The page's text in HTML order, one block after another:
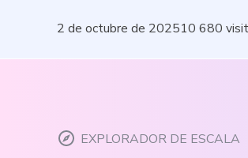
2 de octubre de 202510 680
EXPLORADOR DE ESCALA